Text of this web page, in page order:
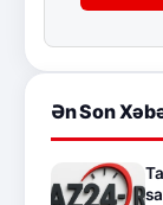
Ən Son